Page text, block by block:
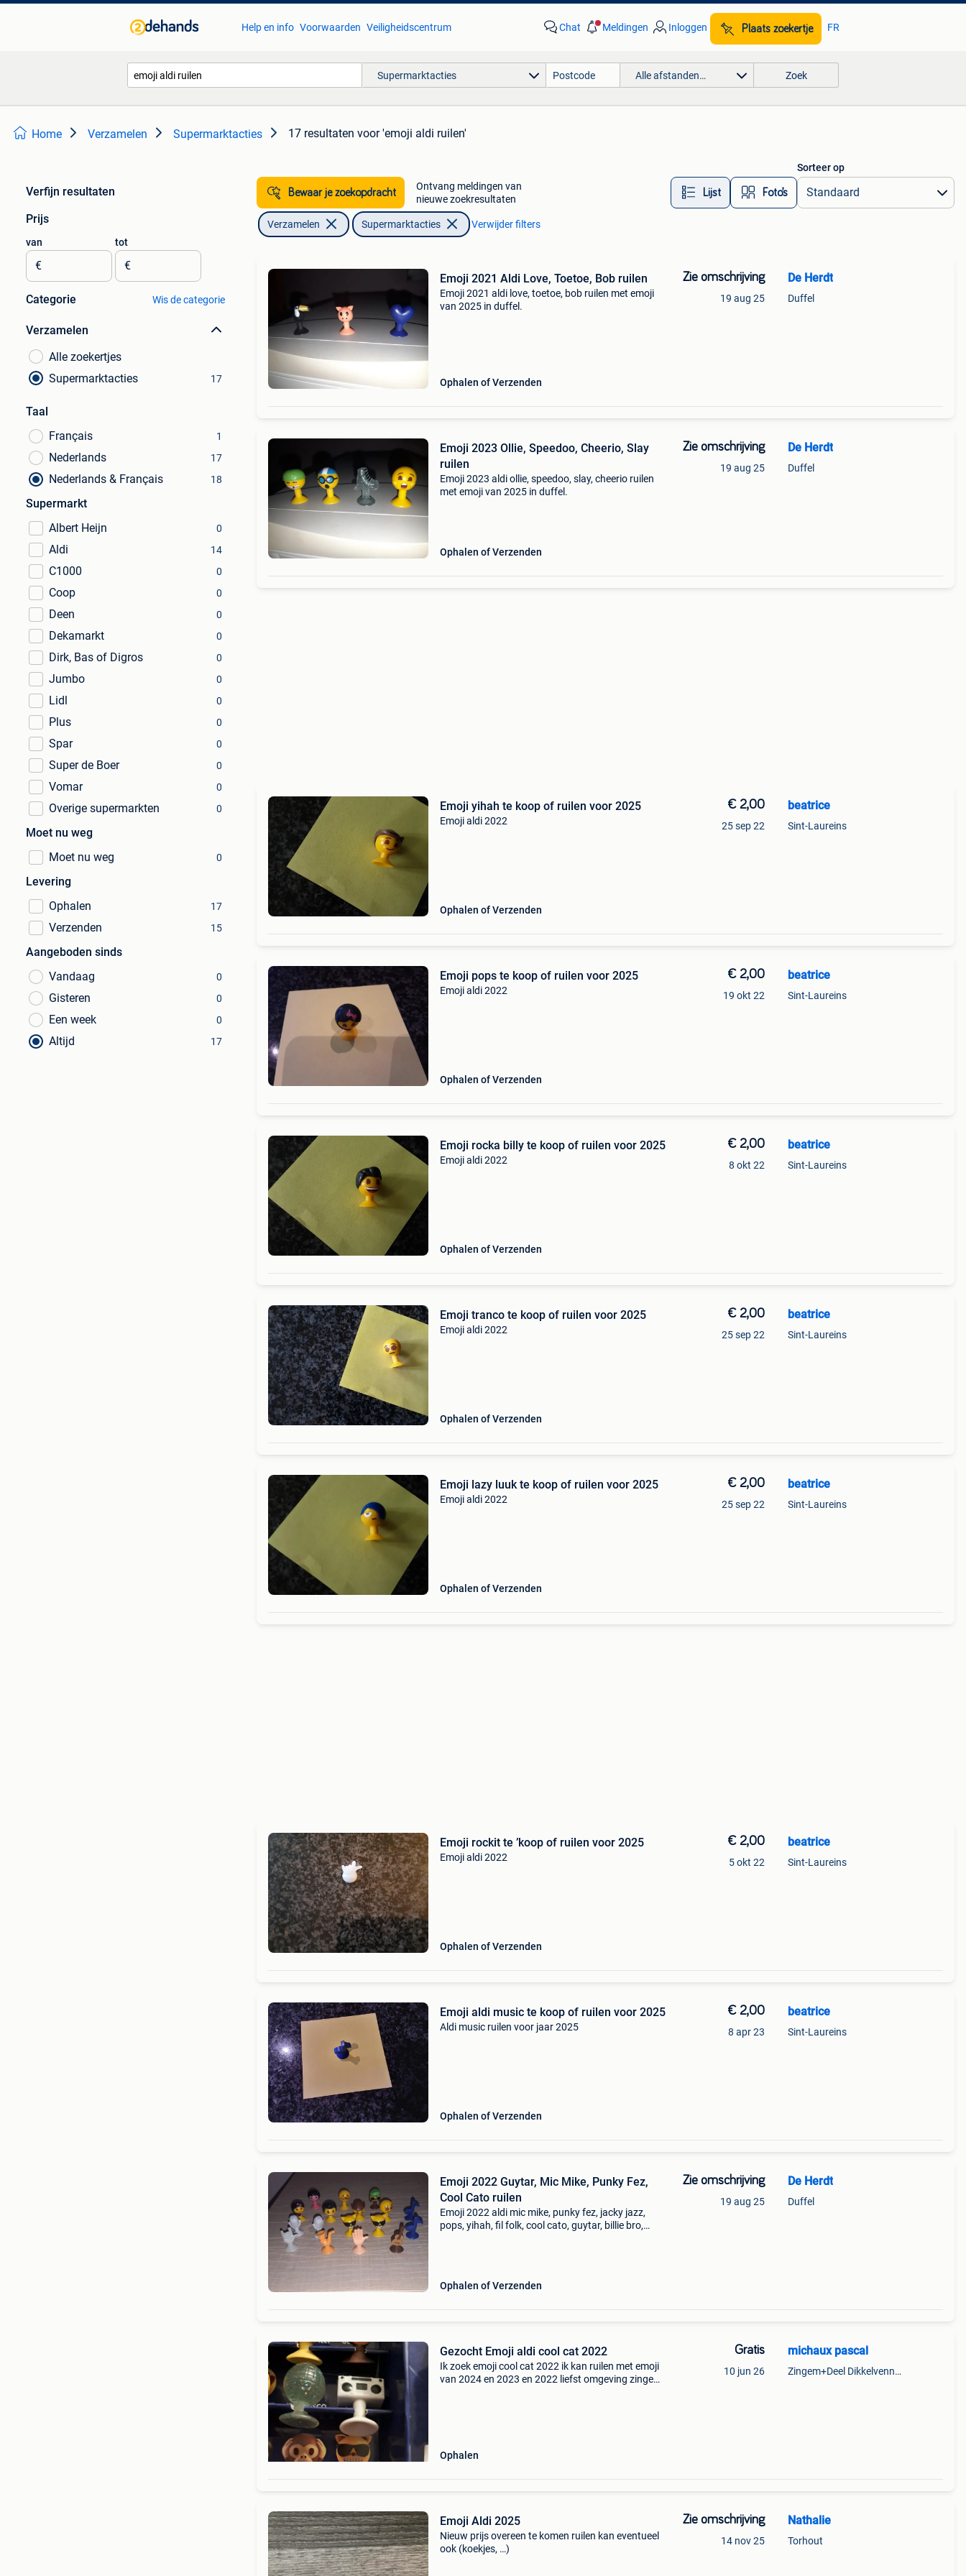
Help en info Voorwaarden Veiligheidscentrum Chat Meldingen Inloggen Plaats zoekertje FR
Supermarktacties Alle afstanden… Zoek
Home Verzamelen Supermarktacties 17 resultaten voor 'emoji aldi ruilen'
Verfijn resultaten
Prijs
van
€
tot
€
Categorie Wis de categorie
Verzamelen
Alle zoekertjes
Supermarktacties
17
Taal
Français
1
Nederlands 17
Nederlands & Français 18
Supermarkt
Albert Heijn
0
Aldi 14
C1000 0
Coop 0
Deen 0
Dekamarkt 0
Dirk, Bas of Digros 0
Jumbo 0
Lidl 0
Plus 0
Spar 0
Super de Boer 0
Vomar 0
Overige supermarkten 0
Moet nu weg
Moet nu weg
0
Levering
Ophalen
17
Verzenden 15
Aangeboden sinds
Vandaag
0
Gisteren 0
Een week 0
Altijd 17
Bewaar je zoekopdracht
Ontvang meldingen van
nieuwe zoekresultaten
Lijst Foto’s
Sorteer op
Verzamelen Supermarktacties Verwijder filters
Emoji 2021 Aldi Love, Toetoe, Bob ruilen
Emoji 2021 aldi love, toetoe, bob ruilen met emoji
van 2025 in duffel.
Ophalen of Verzenden
Zie omschrijving
19 aug 25
De Herdt
Duffel
Emoji 2023 Ollie, Speedoo, Cheerio, Slay
ruilen
Emoji 2023 aldi ollie, speedoo, slay, cheerio ruilen
met emoji van 2025 in duffel.
Ophalen of Verzenden
Zie omschrijving
19 aug 25
De Herdt
Duffel
Emoji yihah te koop of ruilen voor 2025
Emoji aldi 2022
Ophalen of Verzenden
€ 2,00
25 sep 22
beatrice
Sint-Laureins
Emoji pops te koop of ruilen voor 2025
Emoji aldi 2022
Ophalen of Verzenden
€ 2,00
19 okt 22
beatrice
Sint-Laureins
Emoji rocka billy te koop of ruilen voor 2025
Emoji aldi 2022
Ophalen of Verzenden
€ 2,00
8 okt 22
beatrice
Sint-Laureins
Emoji tranco te koop of ruilen voor 2025
Emoji aldi 2022
Ophalen of Verzenden
€ 2,00
25 sep 22
beatrice
Sint-Laureins
Emoji lazy luuk te koop of ruilen voor 2025
Emoji aldi 2022
Ophalen of Verzenden
€ 2,00
25 sep 22
beatrice
Sint-Laureins
Emoji rockit te ’koop of ruilen voor 2025
Emoji aldi 2022
Ophalen of Verzenden
€ 2,00
5 okt 22
beatrice
Sint-Laureins
Emoji aldi music te koop of ruilen voor 2025
Aldi music ruilen voor jaar 2025
Ophalen of Verzenden
€ 2,00
8 apr 23
beatrice
Sint-Laureins
Emoji 2022 Guytar, Mic Mike, Punky Fez,
Cool Cato ruilen
Emoji 2022 aldi mic mike, punky fez, jacky jazz,
pops, yihah, fil folk, cool cato, guytar, billie bro,
Ophalen of Verzenden
Zie omschrijving
19 aug 25
De Herdt
Duffel
Gezocht Emoji aldi cool cat 2022
Ik zoek emoji cool cat 2022 ik kan ruilen met emoji
van 2024 en 2023 en 2022 liefst omgeving zingem,
Ophalen
Gratis
10 jun 26
michaux pascal
Zingem+Deel Dikkelvenne En Nederzwalm-Hermelgem
Emoji Aldi 2025
Nieuw prijs overeen te komen ruilen kan eventueel
ook (koekjes, …)
Zie omschrijving
14 nov 25
Nathalie
Torhout